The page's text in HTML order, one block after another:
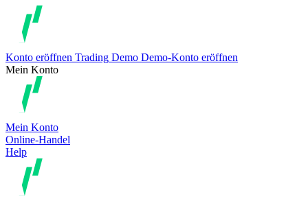
Konto eröffnen Trading Demo Demo-Konto eröffnen
Mein Konto
Mein Konto
Online-Handel
Help